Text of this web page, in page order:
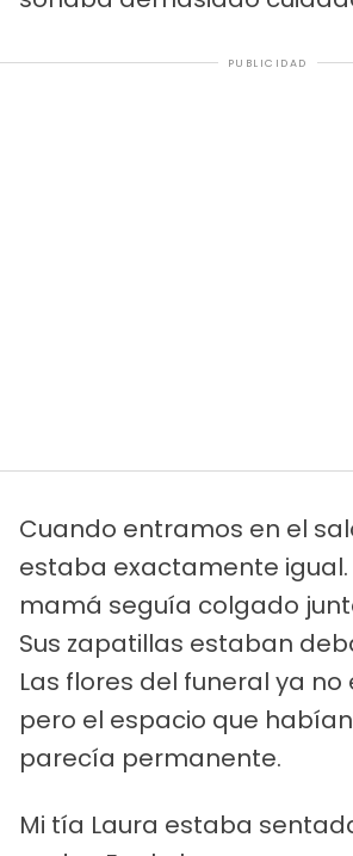
PUBLICIDAD
Cuando entramos en el
estaba exactamente igual.
mamá seguía colgado
Sus zapatillas estaban
Las flores del funeral ya
pero el espacio que
parecía permanente.
Mi tía Laura estaba